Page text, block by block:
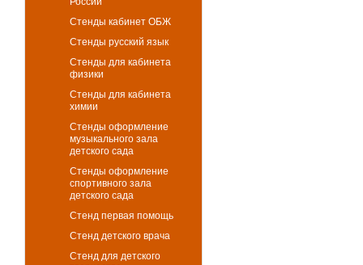
Стенды кабинет ОБЖ
Стенды русский язык
Стенды для кабинета
физики
Стенды для кабинета
химии
Стенды оформление
музыкального зала
детского сада
Стенды оформление
спортивного зала
детского сада
Стенд первая помощь
Стенд детского врача
Стенд для детского